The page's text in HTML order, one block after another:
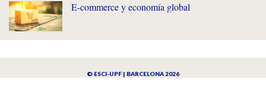
E-commerce y economía global
© ESCI-UPF | BARCELONA 2026